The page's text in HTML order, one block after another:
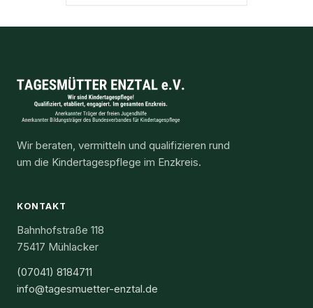
Wir beraten, vermitteln und qualifizieren rund
um die Kindertagespflege im Enzkreis.
KONTAKT
Bahnhofstraße 118
75417 Mühlacker
(07041) 8184711
info@tagesmuetter-enztal.de